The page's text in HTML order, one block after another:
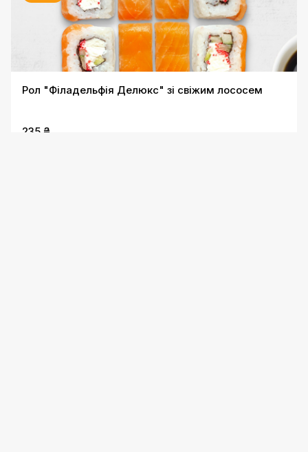
Рол "Філадельфія Делюкс" зі свіжим лососем
235 ₴